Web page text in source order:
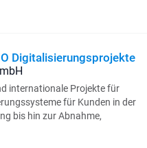
Digitalisierungsprojekte
internationale Projekte für
für Kunden in der
bis hin zur Abnahme,